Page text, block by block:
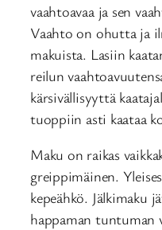
vaahtoavaa ja sen
Vaahto on ohutta ja
makuista. Lasiin
reilun
kärsivällisyyttä
tuoppiin asti kaataa
Maku on raikas
greippimäinen.
kepeähkö. Jälkimaku
happaman tuntuman